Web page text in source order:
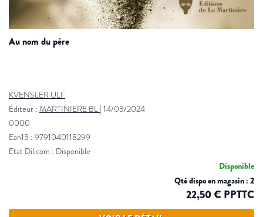
au nom du père
KVENSLER ULF
Éditeur : MARTINIERE BL | 14/03/2024
0000
Ean13 : 9791040118299
Etat Dilicom : Disponible
Disponible
Qté dispo en magasin : 2
22,50 € PPTTC